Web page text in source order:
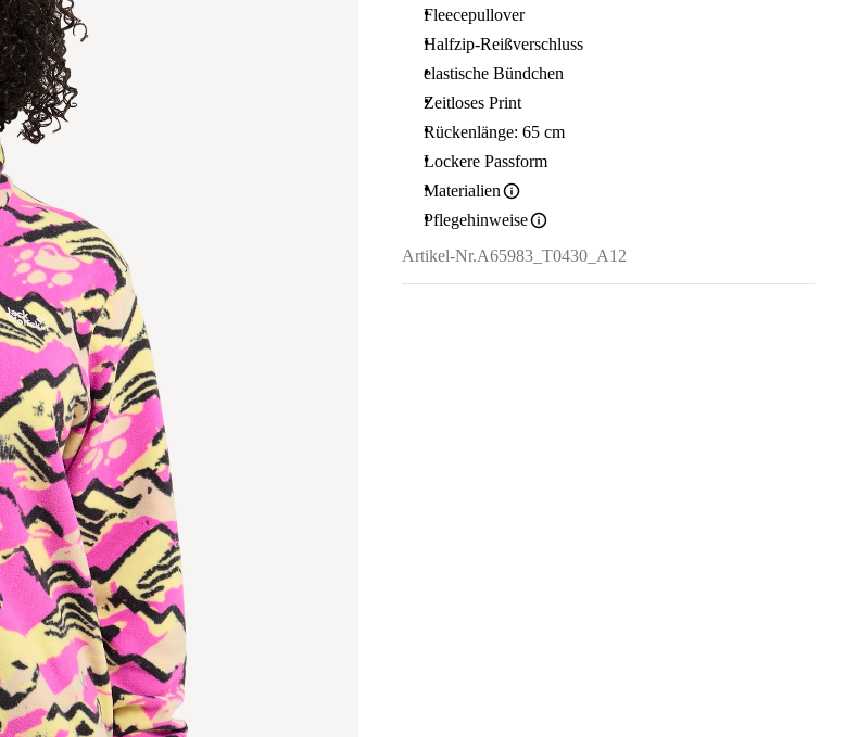
Fleecepullover
Halfzip-Reißverschluss
elastische Bündchen
Zeitloses Print
Rückenlänge: 65 cm
Lockere Passform
Materialien
Pflegehinweise
Artikel-Nr.A65983_T0430_A12